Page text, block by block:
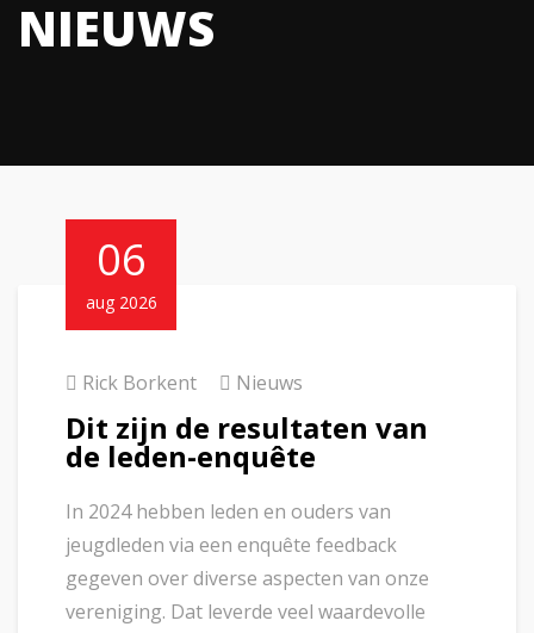
NIEUWS
06
aug 2026
Rick Borkent Nieuws
Dit zijn de resultaten van
de leden-enquête
In 2024 hebben leden en ouders van
jeugdleden via een enquête feedback
gegeven over diverse aspecten van onze
vereniging. Dat leverde veel waardevolle